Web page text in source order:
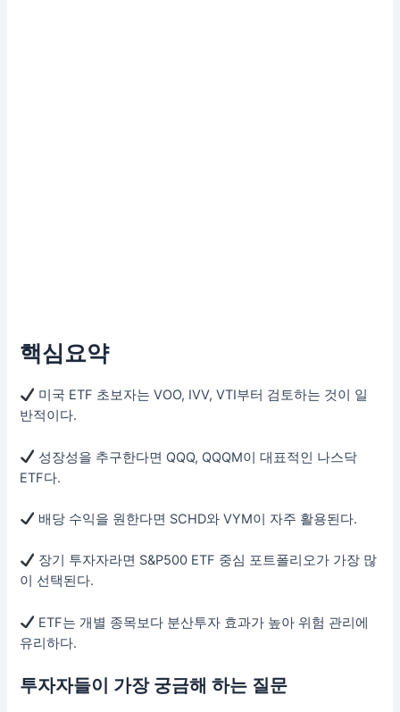
핵심요약
미국 ETF 초보자는 VOO, IVV, VTI부터 검토하는 것이 일
반적이다.
성장성을 추구한다면 QQQ, QQQM이 대표적인 나스닥
ETF다.
배당 수익을 원한다면 SCHD와 VYM이 자주 활용된다.
장기 투자자라면 S&P500 ETF 중심 포트폴리오가 가장 많
이 선택된다.
ETF는 개별 종목보다 분산투자 효과가 높아 위험 관리에
유리하다.
투자자들이 가장 궁금해 하는 질문